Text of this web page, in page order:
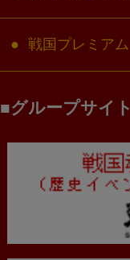
戦国プレミアム
グループサイト